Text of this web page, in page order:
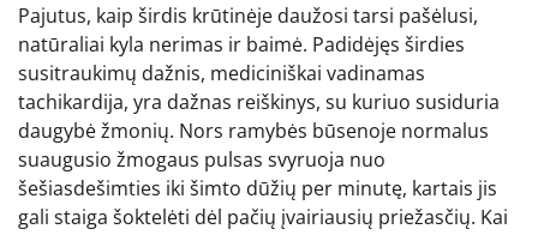
Pajutus, kaip širdis krūtinėje daužosi tarsi pašėlusi,
natūraliai kyla nerimas ir baimė. Padidėjęs širdies
susitraukimų dažnis, mediciniškai vadinamas
tachikardija, yra dažnas reiškinys, su kuriuo susiduria
daugybė žmonių. Nors ramybės būsenoje normalus
suaugusio žmogaus pulsas svyruoja nuo
šešiasdešimties iki šimto dūžių per minutę, kartais jis
gali staiga šoktelėti dėl pačių įvairiausių priežasčių. Kai